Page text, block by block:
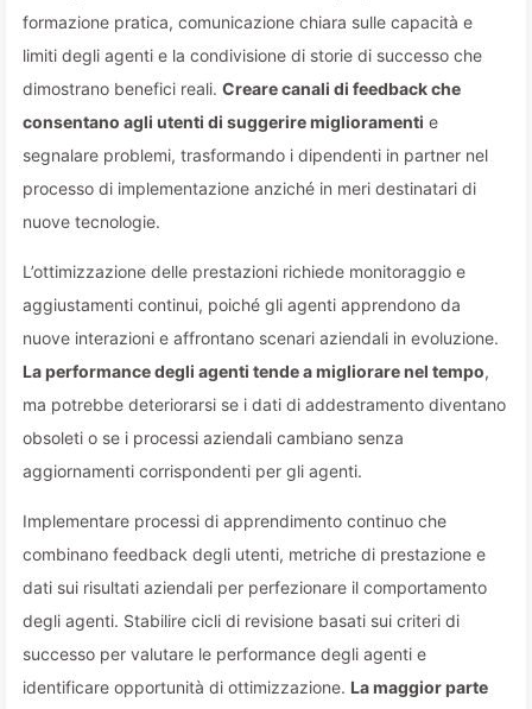
formazione pratica, comunicazione chiara sulle capacità e
limiti degli agenti e la condivisione di storie di successo che
dimostrano benefici reali. Creare canali di feedback che
consentano agli utenti di suggerire miglioramenti e
segnalare problemi, trasformando i dipendenti in partner nel
processo di implementazione anziché in meri destinatari di
nuove tecnologie.
L’ottimizzazione delle prestazioni richiede monitoraggio e
aggiustamenti continui, poiché gli agenti apprendono da
nuove interazioni e affrontano scenari aziendali in evoluzione.
La performance degli agenti tende a migliorare nel tempo,
ma potrebbe deteriorarsi se i dati di addestramento diventano
obsoleti o se i processi aziendali cambiano senza
aggiornamenti corrispondenti per gli agenti.
Implementare processi di apprendimento continuo che
combinano feedback degli utenti, metriche di prestazione e
dati sui risultati aziendali per perfezionare il comportamento
degli agenti. Stabilire cicli di revisione basati sui criteri di
successo per valutare le performance degli agenti e
identificare opportunità di ottimizzazione. La maggior parte